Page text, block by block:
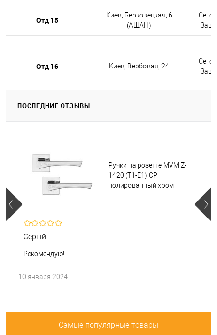
Отд 15
Киев, Берковецкая, 6
(АШАН)
Отд 16 Киев, Вербовая, 24
ПОСЛЕДНИЕ ОТЗЫВЫ
Ручки на розетте MVM Z-
1420 (T1-E1) CP
полированный хром
Сергій
Рекомендую!
10 января 2024
Самые популярные товары